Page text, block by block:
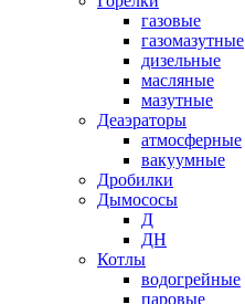
газовые
газомазутные
дизельные
масляные
мазутные
Деаэраторы
атмосферные
вакуумные
Дробилки
Дымососы
Д
ДН
Котлы
водогрейные
паровые